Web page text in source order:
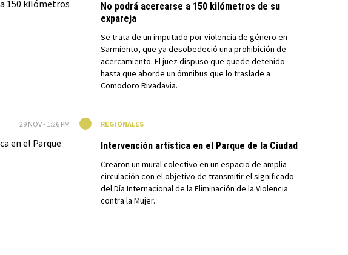
No podrá acercarse a 150 kilómetros de su
expareja
Se trata de un imputado por violencia de género en
Sarmiento, que ya desobedeció una prohibición de
acercamiento. El juez dispuso que quede detenido
hasta que aborde un ómnibus que lo traslade a
Comodoro Rivadavia.
29 NOV - 1:26 PM REGIONALES
Intervención artística en el Parque de la Ciudad
Crearon un mural colectivo en un espacio de amplia
circulación con el objetivo de transmitir el significado
del Día Internacional de la Eliminación de la Violencia
contra la Mujer.